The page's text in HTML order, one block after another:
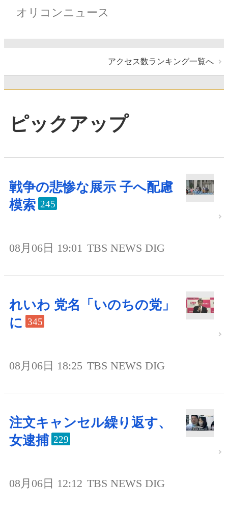
オリコンニュース
アクセス数ランキング一覧へ
ピックアップ
戦争の悲惨な展示 子へ配慮
模索 245
08月06日 19:01 TBS NEWS DIG
れいわ 党名「いのちの党」
に 345
08月06日 18:25 TBS NEWS DIG
注文キャンセル繰り返す、
女逮捕 229
08月06日 12:12 TBS NEWS DIG